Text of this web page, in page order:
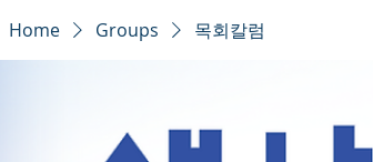
Home Groups 목회칼럼